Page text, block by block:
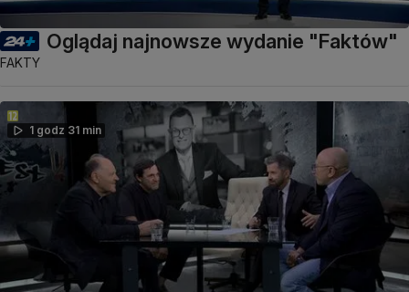
Oglądaj najnowsze wydanie "Faktów"
FAKTY
1 godz 31 min